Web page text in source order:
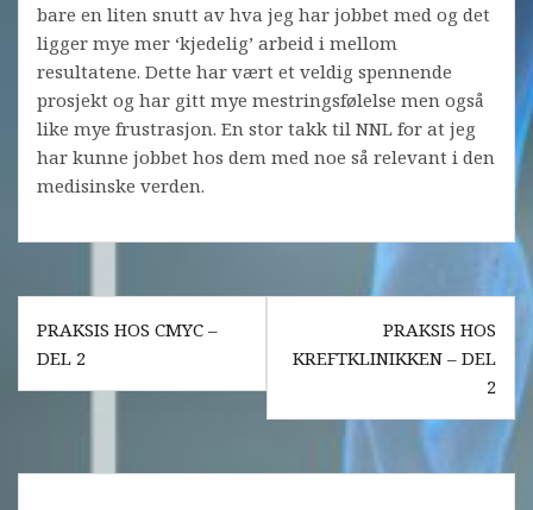
bare en liten snutt av hva jeg har jobbet med og det
ligger mye mer ‘kjedelig’ arbeid i mellom
resultatene. Dette har vært et veldig spennende
prosjekt og har gitt mye mestringsfølelse men også
like mye frustrasjon. En stor takk til NNL for at jeg
har kunne jobbet hos dem med noe så relevant i den
medisinske verden.
Innleggsnavigasjon
PRAKSIS HOS CMYC –
DEL 2
PRAKSIS HOS
KREFTKLINIKKEN – DEL
2